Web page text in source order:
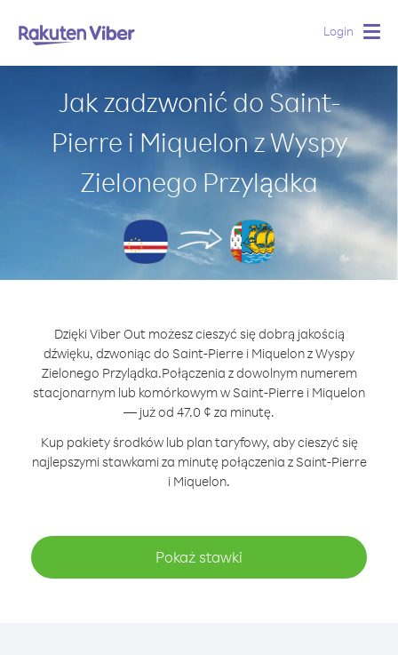
Login
Jak zadzwonić do Saint-
Pierre i Miquelon z Wyspy
Zielonego Przylądka
Dzięki Viber Out możesz cieszyć się dobrą jakością
dźwięku, dzwoniąc do Saint-Pierre i Miquelon z Wyspy
Zielonego Przylądka.Połączenia z dowolnym numerem
stacjonarnym lub komórkowym w Saint-Pierre i Miquelon
— już od 47.0 ¢ za minutę.
Kup pakiety środków lub plan taryfowy, aby cieszyć się
najlepszymi stawkami za minutę połączenia z Saint-Pierre
i Miquelon.
Pokaż stawki